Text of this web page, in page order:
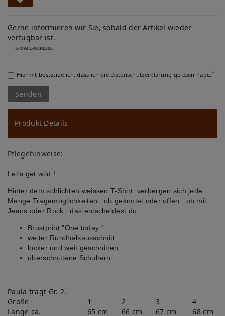
W
u
ns
ch
lis
te
Gerne informieren wir Sie, sobald der Artikel wieder
verfügbar ist.
E-MAIL-ADRESSE
Hiermit bestätige ich, dass ich die Daten­schutz­erklärung gelesen habe. *
Senden
Produkt Details
Pflegehinweise:
Let's get wild !
Hinter dem schlichten weissen T-Shirt verbergen sich jede
Menge Tragemöglichkeiten , ob geknotet oder offen , ob mit
Jeans oder Rock
, das entscheidest du .
Brustprint "One today "
weiter Rundhalsausschnitt
locker und weit geschnitten
überschnittene Schultern
Paula trägt Gr. 2.
Größe
1 2 3
4
Länge ca.
65 cm 66 cm 67 cm
68 cm